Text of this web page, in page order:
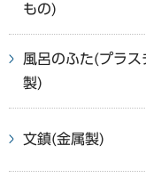
もの)
風呂のふた(プラス
製)
文鎮(金属製)